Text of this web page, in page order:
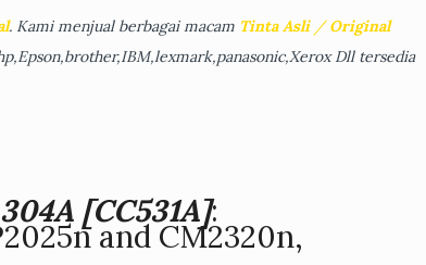
. Kami menjual berbagai macam Tinta Asli/Original
Dll tersedia
[CC531A]:
and CM2320n,